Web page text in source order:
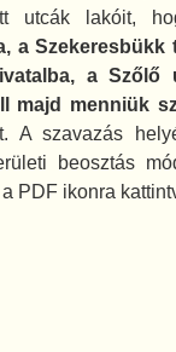
utcák lakóit,
a Szekeresbükk
a Szőlő
majd menniük
A szavazás
beosztás
PDF ikonra